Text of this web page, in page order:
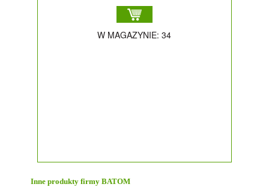
W MAGAZYNIE: 34
Inne produkty firmyBATOM